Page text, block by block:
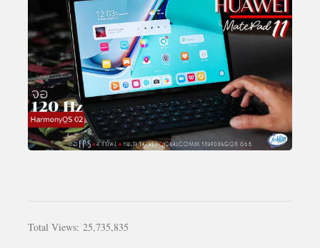
Total Views: 25,735,835